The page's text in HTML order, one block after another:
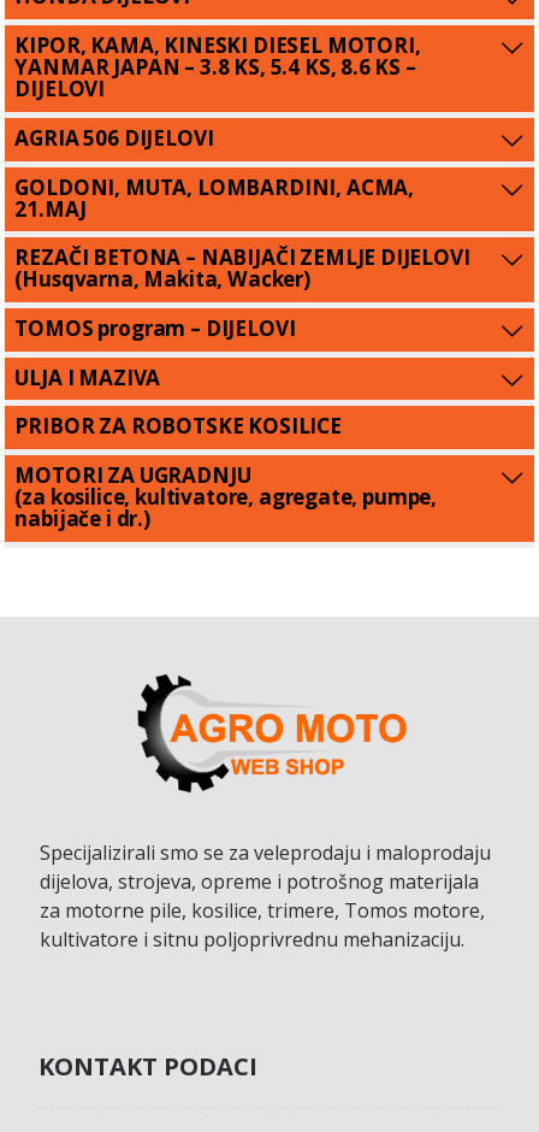
KIPOR, KAMA, KINESKI DIESEL MOTORI,
YANMAR JAPAN – 3.8 KS, 5.4 KS, 8.6 KS –
DIJELOVI
AGRIA 506 DIJELOVI
GOLDONI, MUTA, LOMBARDINI, ACMA,
21.MAJ
REZAČI BETONA – NABIJAČI ZEMLJE DIJELOVI
(Husqvarna, Makita, Wacker)
TOMOS program – DIJELOVI
ULJA I MAZIVA
PRIBOR ZA ROBOTSKE KOSILICE
MOTORI ZA UGRADNJU
(za kosilice, kultivatore, agregate, pumpe,
nabijače i dr.)
Specijalizirali smo se za veleprodaju i maloprodaju
dijelova, strojeva, opreme i potrošnog materijala
za motorne pile, kosilice, trimere, Tomos motore,
kultivatore i sitnu poljoprivrednu mehanizaciju.
KONTAKT PODACI